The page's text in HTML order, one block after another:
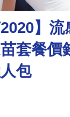
2020】
套餐價
包